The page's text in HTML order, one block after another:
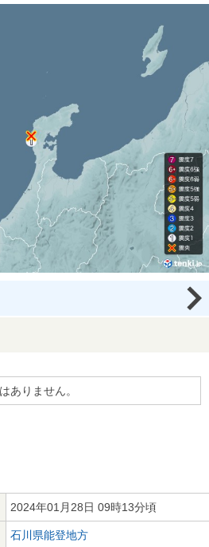
ありません。
2024年01月28日 09時13分頃
石川県能登地方